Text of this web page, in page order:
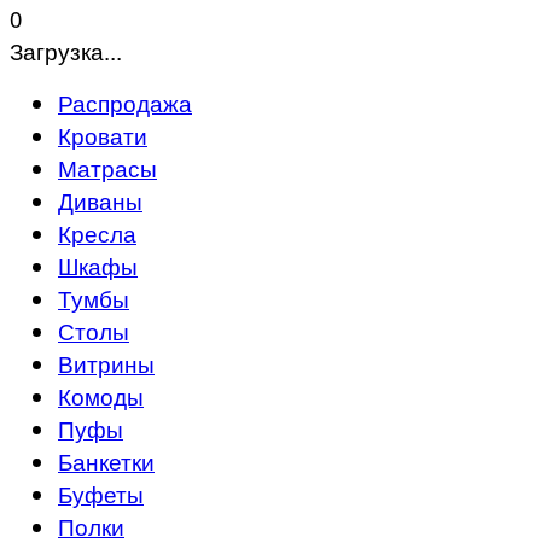
0
Загрузка...
Распродажа
Кровати
Матрасы
Диваны
Кресла
Шкафы
Тумбы
Столы
Витрины
Комоды
Пуфы
Банкетки
Буфеты
Полки